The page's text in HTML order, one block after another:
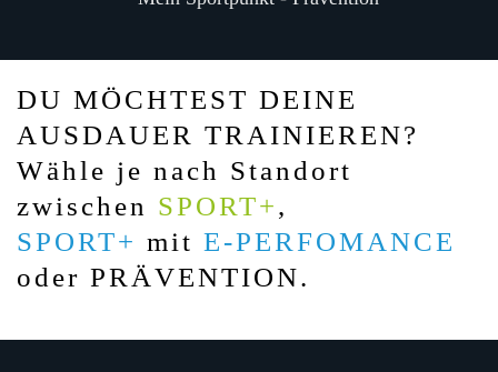
DU MÖCHTEST DEINE
AUSDAUER TRAINIEREN?
Wähle je nach Standort
zwischen SPORT+,
SPORT+ mit E-PERFOMANCE
oder PRÄVENTION.